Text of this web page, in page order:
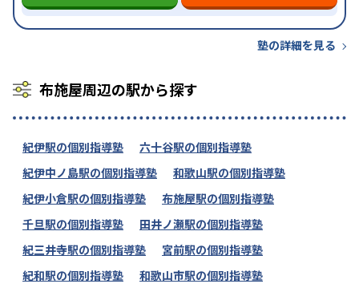
塾の詳細を見る
布施屋周辺の駅から探す
紀伊駅の個別指導塾
六十谷駅の個別指導塾
紀伊中ノ島駅の個別指導塾
和歌山駅の個別指導塾
紀伊小倉駅の個別指導塾
布施屋駅の個別指導塾
千旦駅の個別指導塾
田井ノ瀬駅の個別指導塾
紀三井寺駅の個別指導塾
宮前駅の個別指導塾
紀和駅の個別指導塾
和歌山市駅の個別指導塾